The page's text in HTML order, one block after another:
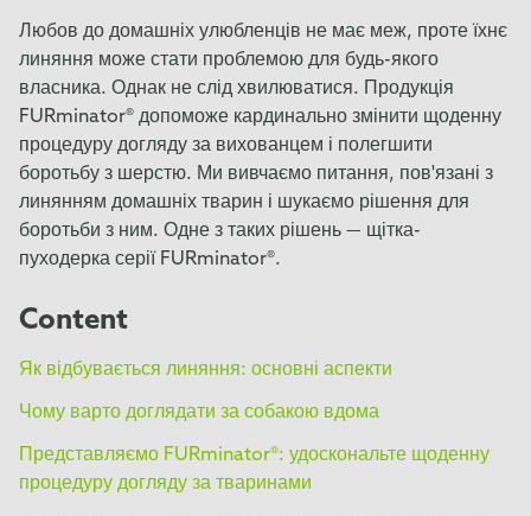
Любов до домашніх улюбленців не має меж, проте їхнє
линяння може стати проблемою для будь-якого
власника. Однак не слід хвилюватися. Продукція
FURminator® допоможе кардинально змінити щоденну
процедуру догляду за вихованцем і полегшити
боротьбу з шерстю. Ми вивчаємо питання, пов'язані з
линянням домашніх тварин і шукаємо рішення для
боротьби з ним. Одне з таких рішень — щітка-
пуходерка серії FURminator®.
Content
Як відбувається линяння: основні аспекти
Чому варто доглядати за собакою вдома
Представляємо FURminator®: удоскональте щоденну
процедуру догляду за тваринами